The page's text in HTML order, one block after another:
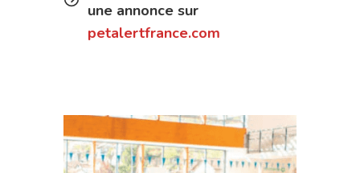
une annonce sur
petalertfrance.com